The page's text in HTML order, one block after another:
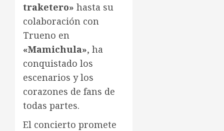
traketero» hasta su
colaboración con
Trueno en
«Mamichula», ha
conquistado los
escenarios y los
corazones de fans de
todas partes.
El concierto promete